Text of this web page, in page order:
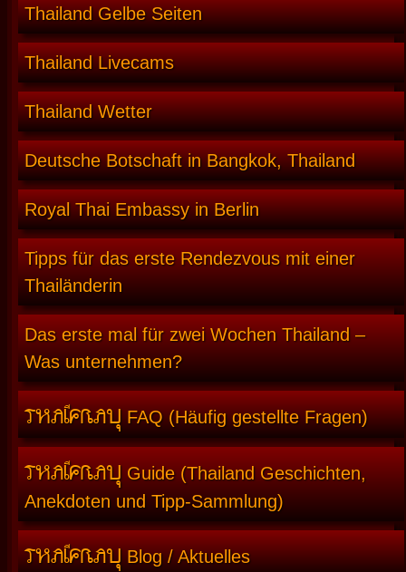
Thailand Gelbe Seiten
Thailand Livecams
Thailand Wetter
Deutsche Botschaft in Bangkok, Thailand
Royal Thai Embassy in Berlin
Tipps für das erste Rendezvous mit einer
Thailänderin
Das erste mal für zwei Wochen Thailand –
Was unternehmen?
THAIFRAUFAQ (Häufig gestellte Fragen)
THAIFRAU Guide (Thailand Geschichten,
Anekdoten und Tipp-Sammlung)
THAIFRAUBlog / Aktuelles